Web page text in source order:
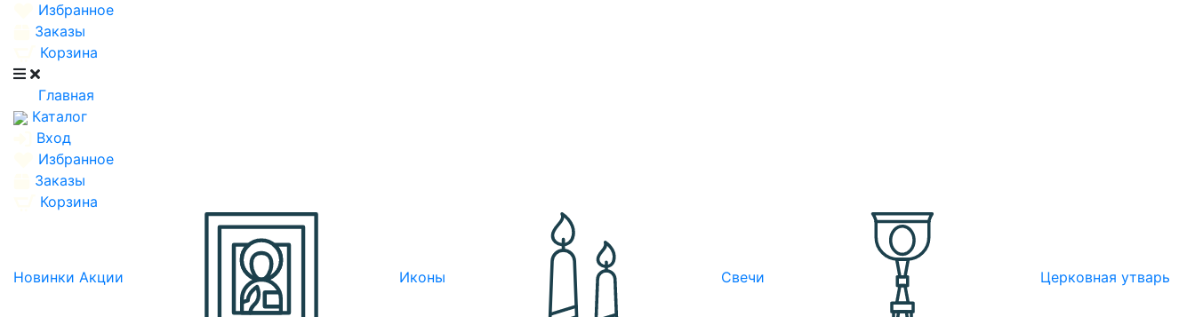
Избранное
Заказы
Корзина
Главная
Каталог
Вход
Избранное
Заказы
Корзина
Новинки Акции Иконы Свечи Церковная утварь